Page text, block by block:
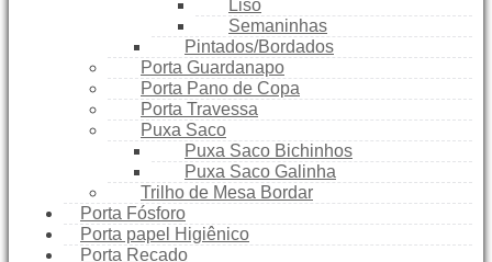
Liso
Semaninhas
Pintados/Bordados
Porta Guardanapo
Porta Pano de Copa
Porta Travessa
Puxa Saco
Puxa Saco Bichinhos
Puxa Saco Galinha
Trilho de Mesa Bordar
Porta Fósforo
Porta papel Higiênico
Porta Recado